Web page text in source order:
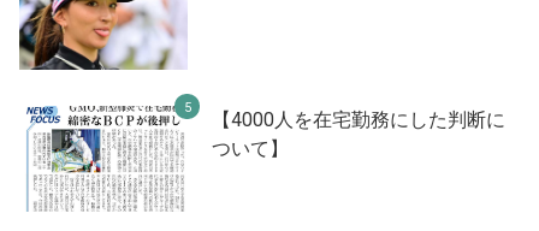
【4000人を在宅勤務にした判断に
ついて】